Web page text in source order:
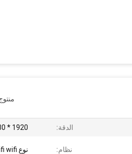
الدقة: 1920 * 1080 أو 3840 * 2160
نظام: نوع wifi wifi